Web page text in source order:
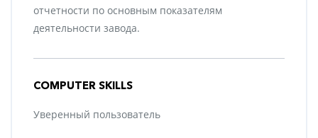
отчетности по основным показателям
деятельности завода.
COMPUTER SKILLS
Уверенный пользователь